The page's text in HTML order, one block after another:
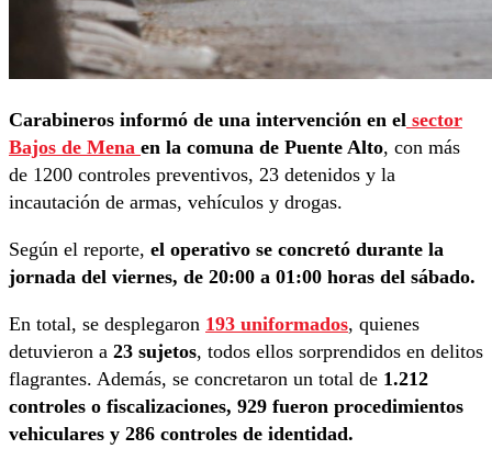
Carabineros informó de una intervención en el sector
Bajos de Mena en la comuna de Puente Alto, con más
de 1200 controles preventivos, 23 detenidos y la
incautación de armas, vehículos y drogas.
Según el reporte, el operativo se concretó durante la
jornada del viernes, de 20:00 a 01:00 horas del sábado.
En total, se desplegaron 193 uniformados, quienes
detuvieron a 23 sujetos, todos ellos sorprendidos en delitos
flagrantes. Además, se concretaron un total de 1.212
controles o fiscalizaciones, 929 fueron procedimientos
vehiculares y 286 controles de identidad.